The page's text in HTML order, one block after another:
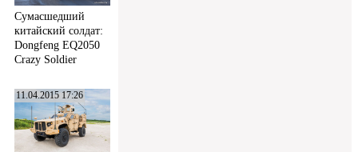
Сумасшедший
китайский солдат:
Dongfeng EQ2050
Crazy Soldier
11.04.2015 17:26